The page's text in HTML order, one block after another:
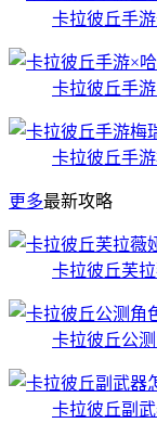
卡拉彼丘手
卡拉彼丘手
卡拉彼丘手
更多最新攻略
卡拉彼丘芙
卡拉彼丘公
卡拉彼丘副